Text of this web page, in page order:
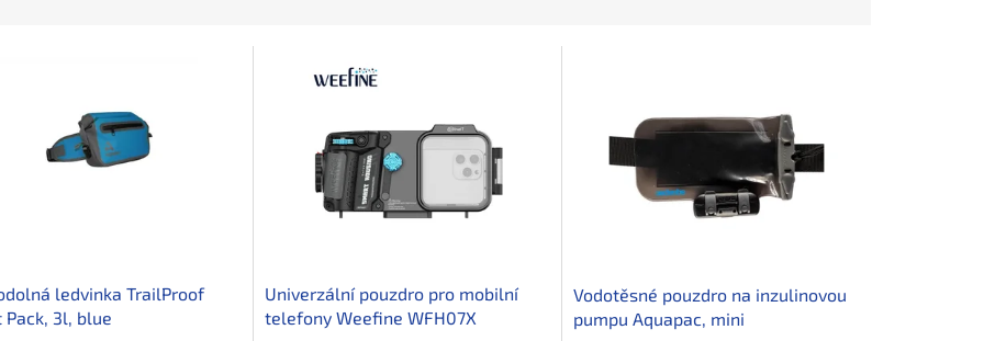
ledvinka TrailProof
Pack, 3l, blue
Univerzální pouzdro pro mobilní
telefony Weefine WFH07X
Vodotěsné pouzdro na inzulinovou
pumpu Aquapac, mini